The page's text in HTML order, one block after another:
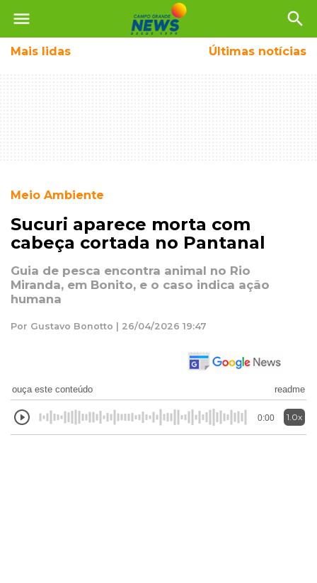
menu search
Mais lidas Últimas notícias
Meio Ambiente
Sucuri aparece morta com
cabeça cortada no Pantanal
Guia de pesca encontra animal no Rio
Miranda, em Bonito, e o caso indica ação
humana
Por Gustavo Bonotto | 26/04/2026 19:47
ouça este conteúdo readme
0:00 1.0x